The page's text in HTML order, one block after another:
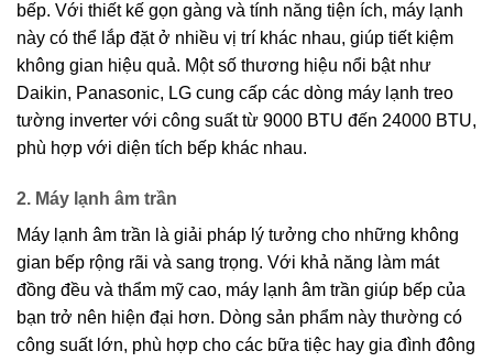
bếp. Với thiết kế gọn gàng và tính năng tiện ích, máy lạnh
này có thể lắp đặt ở nhiều vị trí khác nhau, giúp tiết kiệm
không gian hiệu quả. Một số thương hiệu nổi bật như
Daikin, Panasonic, LG cung cấp các dòng máy lạnh treo
tường inverter với công suất từ 9000 BTU đến 24000 BTU,
phù hợp với diện tích bếp khác nhau.
2. Máy lạnh âm trần
Máy lạnh âm trần là giải pháp lý tưởng cho những không
gian bếp rộng rãi và sang trọng. Với khả năng làm mát
đồng đều và thẩm mỹ cao, máy lạnh âm trần giúp bếp của
bạn trở nên hiện đại hơn. Dòng sản phẩm này thường có
công suất lớn, phù hợp cho các bữa tiệc hay gia đình đông